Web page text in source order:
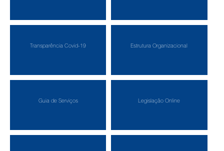
Transparência Covid-19 Estrutura Organizacional
Guia de Serviços Legislação Online